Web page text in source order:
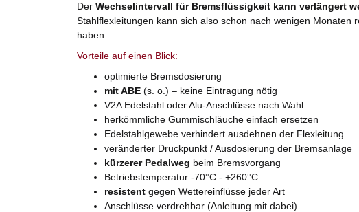
Der Wechselintervall für Bremsflüssigkeit kann verlängert
Stahlflexleitungen kann sich also schon nach wenigen
haben.
Vorteile auf einen Blick:
optimierte Bremsdosierung
mit ABE (s. o.) – keine Eintragung nötig
V2A Edelstahl oder Alu-Anschlüsse nach Wahl
herkömmliche Gummischläuche einfach ersetzen
Edelstahlgewebe verhindert ausdehnen der Flexleitung
veränderter Druckpunkt / Ausdosierung der Bremsanlage
kürzerer Pedalweg beim Bremsvorgang
Betriebstemperatur -70°C - +260°C
resistent gegen Wettereinflüsse jeder Art
Anschlüsse verdrehbar (Anleitung mit dabei)